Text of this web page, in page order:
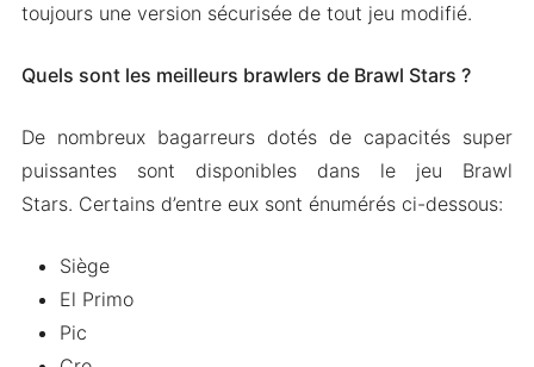
toujours une version sécurisée de tout jeu modifié.
Quels sont les meilleurs brawlers de Brawl Stars ?
De nombreux bagarreurs dotés de capacités super
puissantes sont disponibles dans le jeu Brawl
Stars. Certains d’entre eux sont énumérés ci-dessous:
Siège
El Primo
Pic